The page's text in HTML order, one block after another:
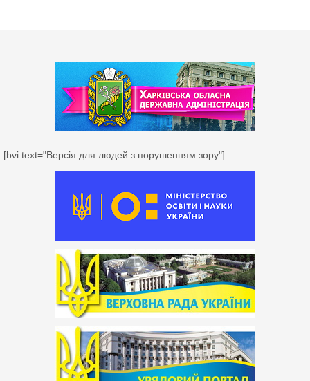
[bvi text="Версія для людей з порушенням зору"]